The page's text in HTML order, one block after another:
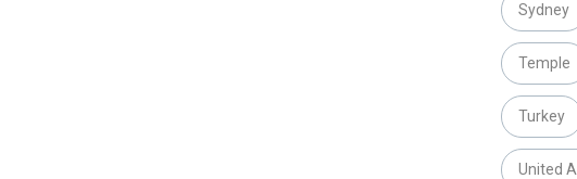
Sydney
Temple
Turkey
United